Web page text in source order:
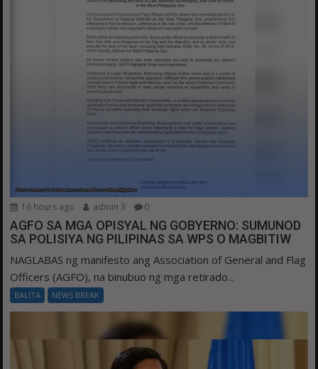
16 hours ago admin 3 0
AGFO SA MGA OPISYAL NG GOBYERNO: SUMUNOD
SA POLISIYA NG PILIPINAS SA WPS O MAGBITIW
NAGLABAS ng manifesto ang Association of General and Flag
Officers (AGFO), na binubuo ng mga retirado...
BALITA NEWS BREAK